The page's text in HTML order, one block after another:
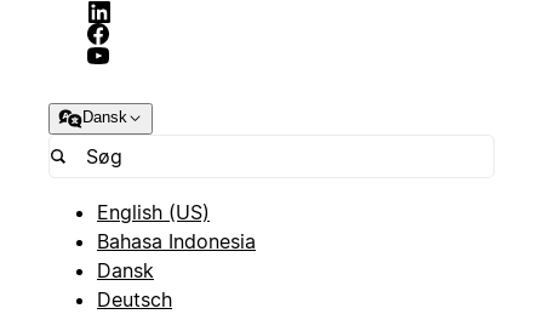
Dansk
English (US)
Bahasa Indonesia
Dansk
Deutsch